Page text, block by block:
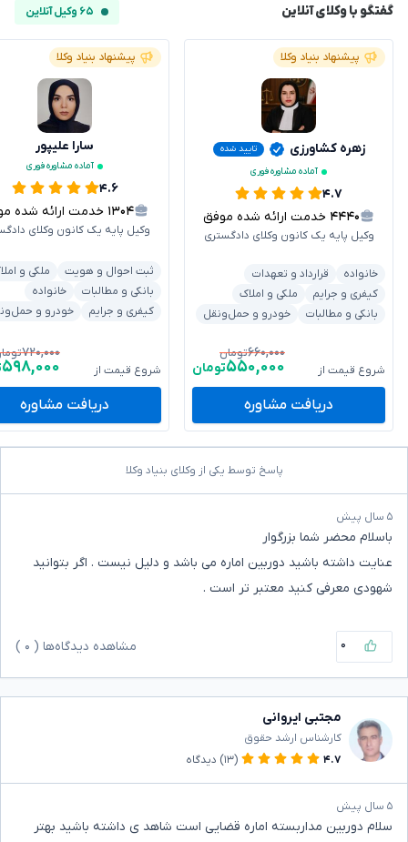
گفتگو با وکلای آنلاین ۶۵ وکیل آنلاین
پیشنهاد بنیاد وکلا
زهره کشاورزی
تایید شده
آماده مشاوره فوری
۴.۷
۴۴۴۰ خدمت ارائه شده موفق
وکیل پایه یک کانون وکلای دادگستری
خانواده
قرارداد و تعهدات
کیفری و جرایم
ملکی و املاک
بانکی و مطالبات
خودرو و حمل‌ونقل
شروع قیمت از
۶۶۰,۰۰۰تومان
۵۵۰,۰۰۰تومان
دریافت مشاوره
پیشنهاد بنیاد وکلا
سارا علیپور
آماده مشاوره فوری
۴.۶
۱۳۰۴ خدمت ارائه شده موفق
وکیل پایه یک کانون وکلای
ثبت احوال و هویت
ملکی و
بانکی و مطالبات
خانواده
کیفری و جرایم
خودرو و
شروع قیمت از
۷۲۰,۰۰۰
۵۹۸,۰۰۰
دریافت مشاوره
پاسخ توسط یکی از وکلای بنیاد وکلا
۵ سال پیش
باسلام محضر شما بزرگوار
عنایت داشته باشید دوربین اماره می باشد و دلیل نیست . اگر بتوانید
شهودی معرفی کنید معتبر تر است .
۰ مشاهده دیدگاه‌ها ( ۰
مجتبی ایروانی
کارشناس ارشد حقوق
۴.۷
(۱۳) دیدگاه
۵ سال پیش
سلام دوربین مداربسته اماره قضایی است شاهد ی داشته باشید بهتر